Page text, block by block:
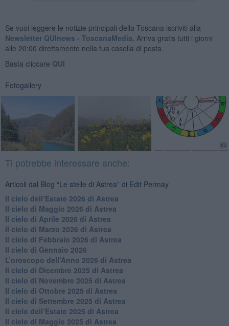
Se vuoi leggere le notizie principali della Toscana iscriviti alla
Newsletter QUInews - ToscanaMedia. Arriva gratis tutti i giorni
alle 20:00 direttamente nella tua casella di posta.
Basta cliccare QUI
Fotogallery
Ti potrebbe interessare anche:
Articoli dal Blog “Le stelle di Astrea” di Edit Permay
​Il cielo dell’Estate 2026 di Astrea
​Il cielo di Maggio 2026 di Astrea
​Il cielo di Aprile 2026 di Astrea
​Il cielo di Marzo 2026 di Astrea
​Il cielo di Febbraio 2026 di Astrea
Il cielo di Gennaio 2026
​L’oroscopo dell’Anno 2026 di Astrea
​Il cielo di Dicembre 2025 di Astrea
​Il cielo di Novembre 2025 di Astrea
​Il cielo di Ottobre 2025 di Astrea
Il cielo di Settembre 2025 di Astrea
Il cielo dell’Estate 2025 di Astrea
​Il cielo di Maggio 2025 di Astrea